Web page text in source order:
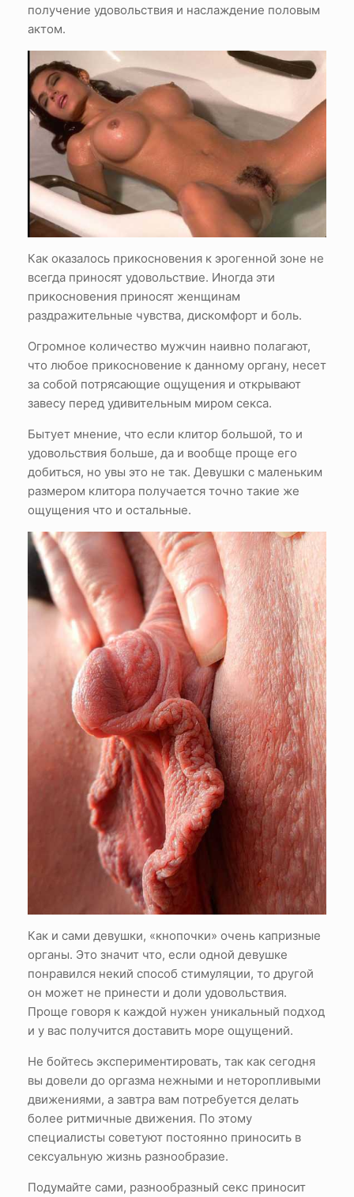
получение удовольствия и наслаждение половым
актом.
Как оказалось прикосновения к эрогенной зоне не
всегда приносят удовольствие. Иногда эти
прикосновения приносят женщинам
раздражительные чувства, дискомфорт и боль.
Огромное количество мужчин наивно полагают,
что любое прикосновение к данному органу, несет
за собой потрясающие ощущения и открывают
завесу перед удивительным миром секса.
Бытует мнение, что если клитор большой, то и
удовольствия больше, да и вообще проще его
добиться, но увы это не так. Девушки с маленьким
размером клитора получается точно такие же
ощущения что и остальные.
Как и сами девушки, «кнопочки» очень капризные
органы. Это значит что, если одной девушке
понравился некий способ стимуляции, то другой
он может не принести и доли удовольствия.
Проще говоря к каждой нужен уникальный подход
и у вас получится доставить море ощущений.
Не бойтесь экспериментировать, так как сегодня
вы довели до оргазма нежными и неторопливыми
движениями, а завтра вам потребуется делать
более ритмичные движения. По этому
специалисты советуют постоянно приносить в
сексуальную жизнь разнообразие.
Подумайте сами, разнообразный секс приносит